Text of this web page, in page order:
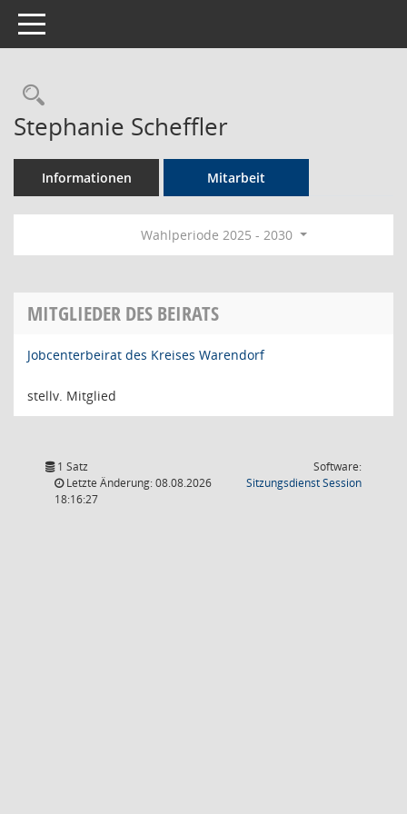
Toggle navigation
Rechercheauswahl
Stephanie Scheffler
Informationen Mitarbeit
Wahlperiode 2025 - 2030
MITGLIEDER DES BEIRATS
Jobcenterbeirat des Kreises Warendorf
stellv. Mitglied
1 Satz
Letzte Änderung: 08.08.2026
18:16:27
Software:
SitzungsdienstSession(Wird in